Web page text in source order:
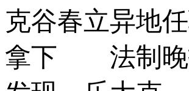
克谷春立异地
拿下 法制晚